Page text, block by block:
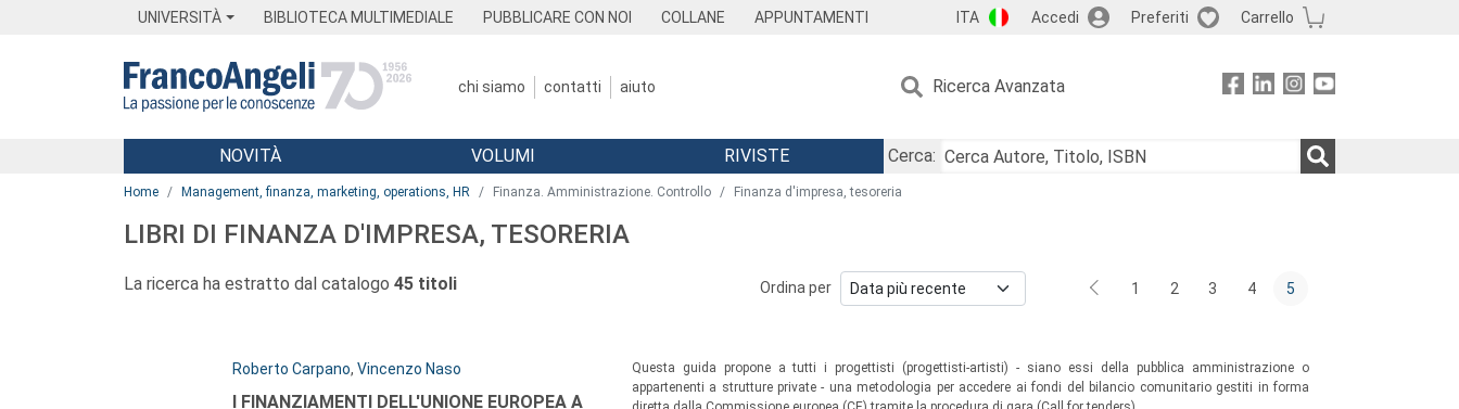
UNIVERSITÀ BIBLIOTECA MULTIMEDIALE PUBBLICARE CON NOI COLLANE APPUNTAMENTI ITA Accedi Preferiti Carrello
chi siamo contatti aiuto Ricerca Avanzata
Menu
NOVITÀ VOLUMI RIVISTE
Cerca:
Home Management, finanza, marketing, operations, HR Finanza. Amministrazione. Controllo Finanza d'impresa, tesoreria
LIBRI DI FINANZA D'IMPRESA, TESORERIA
La ricerca ha estratto dal catalogo 45 titoli Ordina per 1 2 3 4 5
Autori:
Roberto Carpano, Vincenzo Naso
Titolo:
I FINANZIAMENTI DELL'UNIONE EUROPEA A
Sommario:
Questa guida propone a tutti i progettisti (progettisti-artisti) - siano essi della pubblica amministrazione o
appartenenti a strutture private - una metodologia per accedere ai fondi del bilancio comunitario gestiti in forma